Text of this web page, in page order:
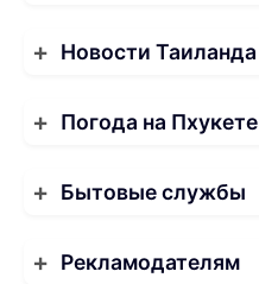
Новости Таиланда
Погода на Пхукете
Бытовые службы
Рекламодателям